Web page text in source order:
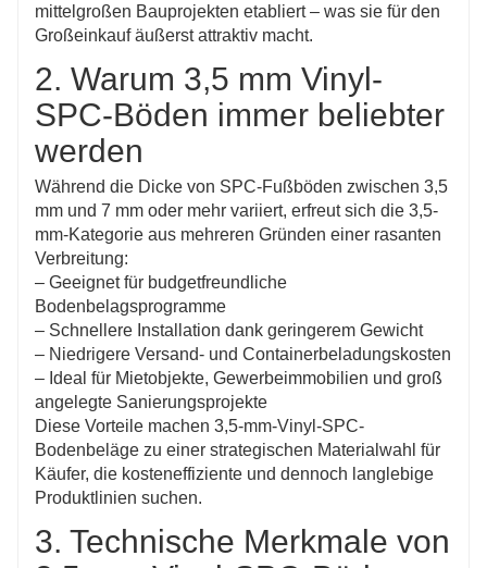
mittelgroßen Bauprojekten etabliert – was sie für den
Großeinkauf äußerst attraktiv macht.
2. Warum 3,5 mm Vinyl-
SPC-Böden immer beliebter
werden
Während die Dicke von SPC-Fußböden zwischen 3,5
mm und 7 mm oder mehr variiert, erfreut sich die 3,5-
mm-Kategorie aus mehreren Gründen einer rasanten
Verbreitung:
– Geeignet für budgetfreundliche
Bodenbelagsprogramme
– Schnellere Installation dank geringerem Gewicht
– Niedrigere Versand- und Containerbeladungskosten
– Ideal für Mietobjekte, Gewerbeimmobilien und groß
angelegte Sanierungsprojekte
Diese Vorteile machen 3,5-mm-Vinyl-SPC-
Bodenbeläge zu einer strategischen Materialwahl für
Käufer, die kosteneffiziente und dennoch langlebige
Produktlinien suchen.
3. Technische Merkmale von